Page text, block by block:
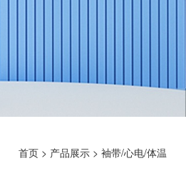
首页 > 产品展示 >袖带/心电/体温